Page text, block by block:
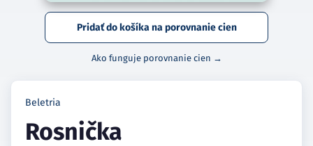
Pridať do košíka na porovnanie cien
Ako funguje porovnanie cien →
Beletria
Rosnička